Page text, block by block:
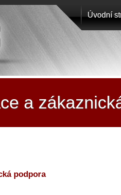
EPOS
s.r.o.
Úvodní
a
podpora